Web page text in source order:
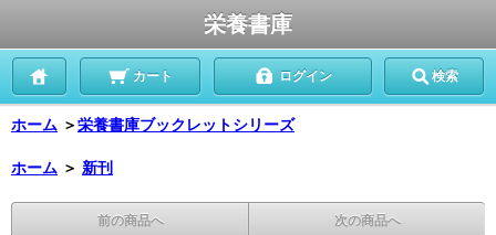
栄養書庫
カート ログイン 検索
ホーム ＞栄養書庫ブックレットシリーズ
ホーム ＞ 新刊
前の商品へ 次の商品へ